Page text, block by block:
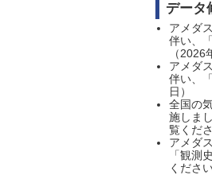
データ
アメダ
伴い、
（2026
アメダ
伴い、
日）
全国の
施しま
覧くだ
アメダ
「観測
くださ